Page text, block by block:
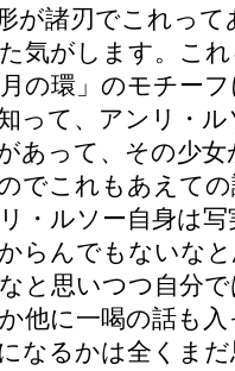
が諸刃でこれっ
気がします。こ
の環」のモチー
って、アンリ・
あって、その少
でこれもあえて
・ルソー自身は
らんでもないな
と思いつつ自分
他に一喝の話も
なるかは全くま